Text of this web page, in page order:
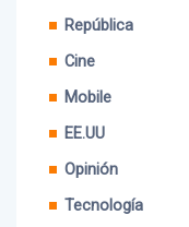
República
Cine
Mobile
EE.UU
Opinión
Tecnología